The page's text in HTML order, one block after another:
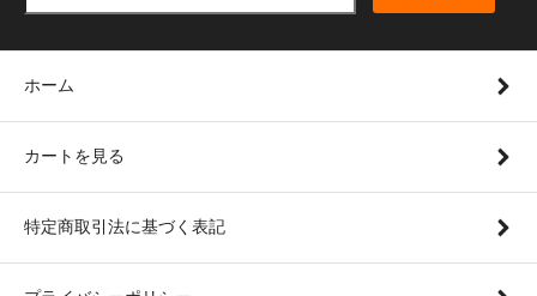
ホーム
カートを見る
特定商取引法に基づく表記